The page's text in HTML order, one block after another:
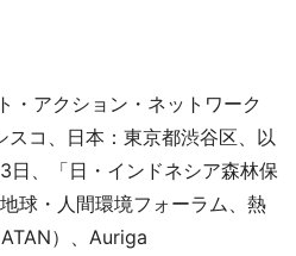
・アクション・ネットワーク
スコ、日本：東京都渋谷区、以
、「日・インドネシア森林保
球・人間環境フォーラム、熱
）、Auriga